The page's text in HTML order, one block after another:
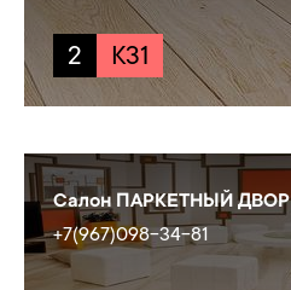
2 K31
Салон ПАРКЕТНЫЙ ДВОР
+7(967)098-34-81